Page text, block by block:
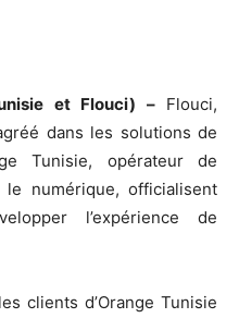
et Flouci) – Flouci,
dans les solutions de
Tunisie, opérateur de
numérique, officialisent
l’expérience de
clients d’Orange Tunisie